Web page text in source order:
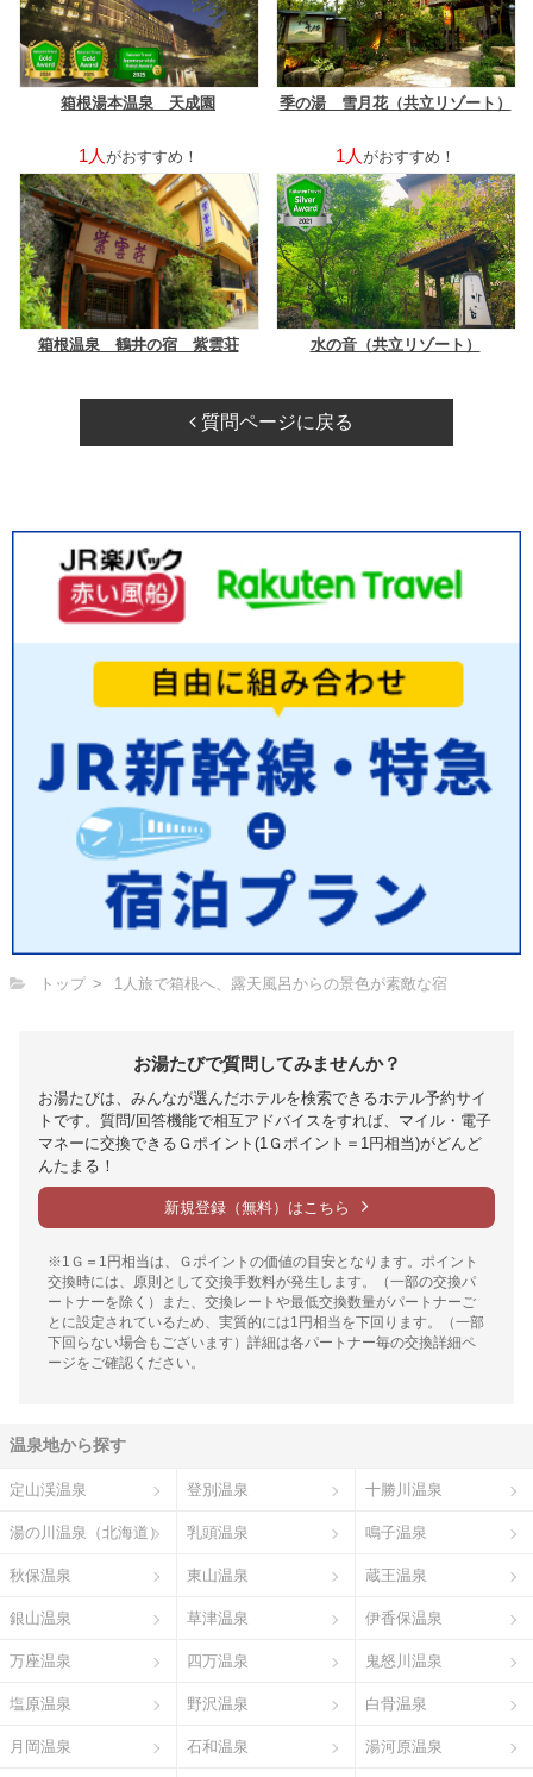
箱根湯本温泉 天成園 季の湯 雪月花（共立リゾート）
1人 がおすすめ！
箱根温泉 鶴井の宿 紫雲荘
1人 がおすすめ！
水の音（共立リゾート）
質問ページに戻る
トップ 1人旅で箱根へ、露天風呂からの景色が素敵な宿
お湯たびで質問してみませんか？
お湯たびは、みんなが選んだホテルを検索できるホテル予約サイ
トです。質問/回答機能で相互アドバイスをすれば、マイル・電子
マネーに交換できるＧポイント(1Ｇポイント＝1円相当)がどんど
んたまる！
新規登録（無料）はこちら
※1Ｇ＝1円相当は、Ｇポイントの価値の目安となります。ポイント
交換時には、原則として交換手数料が発生します。（一部の交換パ
ートナーを除く）また、交換レートや最低交換数量がパートナーご
とに設定されているため、実質的には1円相当を下回ります。（一部
下回らない場合もございます）詳細は各パートナー毎の交換詳細ペ
ージをご確認ください。
温泉地から探す
定山渓温泉 登別温泉 十勝川温泉
湯の川温泉（北海道） 乳頭温泉 鳴子温泉
秋保温泉 東山温泉 蔵王温泉
銀山温泉 草津温泉 伊香保温泉
万座温泉 四万温泉 鬼怒川温泉
塩原温泉 野沢温泉 白骨温泉
月岡温泉 石和温泉 湯河原温泉